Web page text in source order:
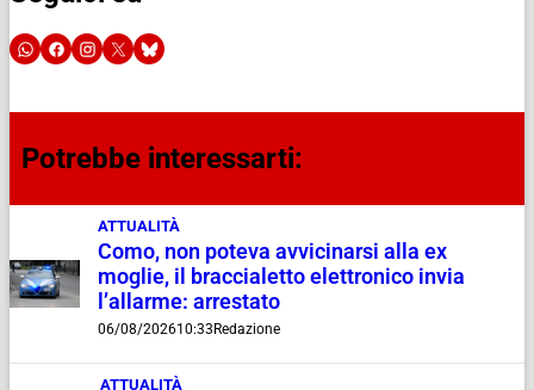
Potrebbe interessarti:
ATTUALITÀ
Como, non poteva avvicinarsi alla ex
moglie, il braccialetto elettronico invia
l’allarme: arrestato
06/08/202610:33 Redazione
ATTUALITÀ